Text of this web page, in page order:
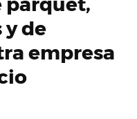
de
empresa